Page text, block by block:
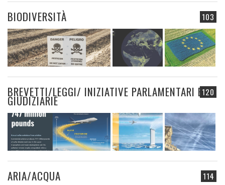
103
BIODIVERSITÀ
120
BREVETTI/LEGGI/ INIZIATIVE PARLAMENTARI E
GIUDIZIARIE
114
ARIA/ACQUA